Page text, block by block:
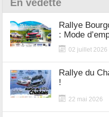
En vedette
Rallye
: Mode
02 juillet 2026
Rallye du
!
22 mai 2026